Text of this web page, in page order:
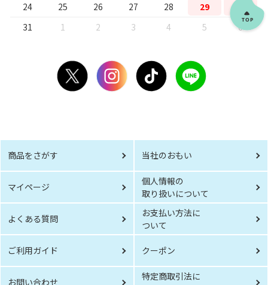
24
25 26 27 28 29
31
1 2 3 4 5 6
商品をさがす 当社のおもい
マイページ
個人情報の
取り扱いについて
よくある質問
お支払い方法に
ついて
ご利用ガイド クーポン
お問い合わせ
特定商取引法に